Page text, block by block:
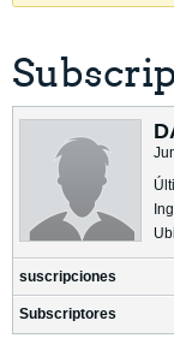
suscripciones
Subscriptores